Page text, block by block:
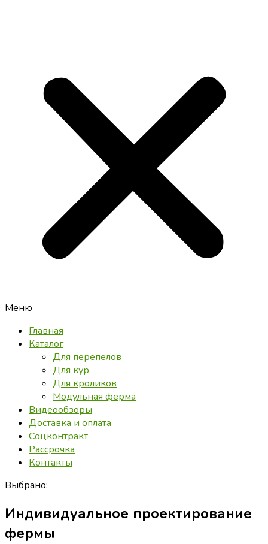
Меню
Главная
Каталог
Для перепелов
Для кур
Для кроликов
Модульная ферма
Видеообзоры
Доставка и оплата
Соцконтракт
Рассрочка
Контакты
Выбрано:
Индивидуальное проектирование
фермы